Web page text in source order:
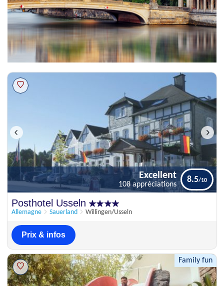
108 appréciations
Posthotel Usseln
Allemagne Sauerland Willingen/Usseln
Excellent
108 appréciations
8.5
Prix & infos
Family fun